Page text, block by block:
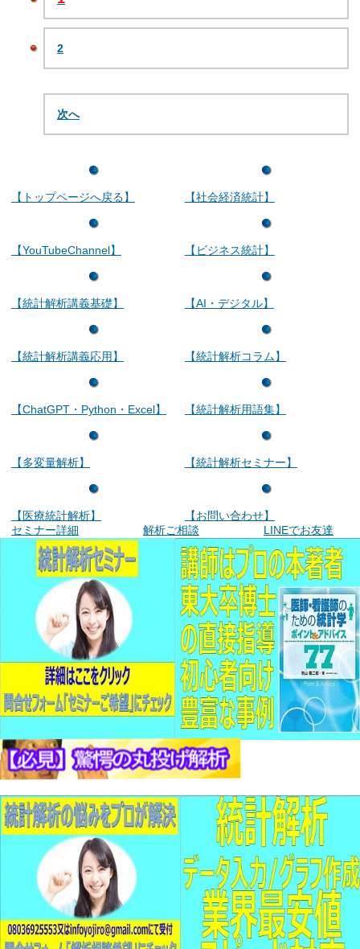
2
次へ
【トップページへ戻る】
【YouTubeChannel】
【統計解析講義基礎】
【統計解析講義応用】
【ChatGPT・Python・Excel】
【多変量解析】
【医療統計解析】
【社会経済統計】
【ビジネス統計】
【AI・デジタル】
【統計解析コラム】
【統計解析用語集】
【統計解析セミナー】
【お問い合わせ】
セミナー詳細
解析ご相談 LINEでお友達